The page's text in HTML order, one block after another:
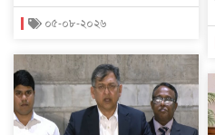
০৫-০৮-২০২৬